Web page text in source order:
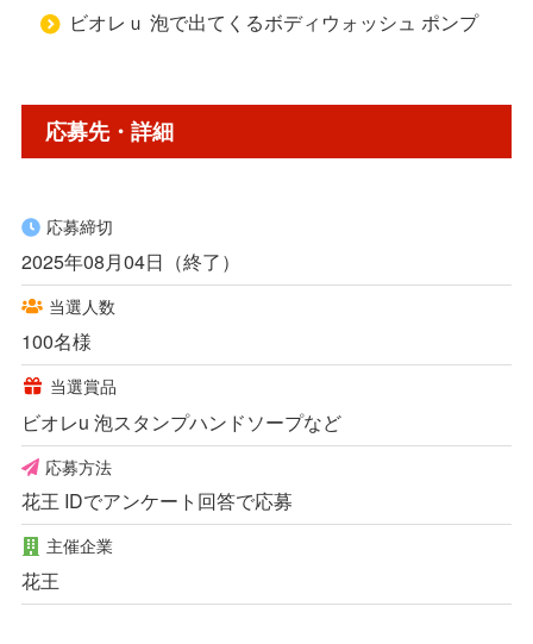
ビオレｕ 泡で出てくるボディウォッシュ ポンプ
応募先・詳細
応募締切
2025年08月04日（終了）
当選人数
100名様
当選賞品
ビオレu 泡スタンプハンドソープなど
応募方法
花王 IDでアンケート回答で応募
主催企業
花王